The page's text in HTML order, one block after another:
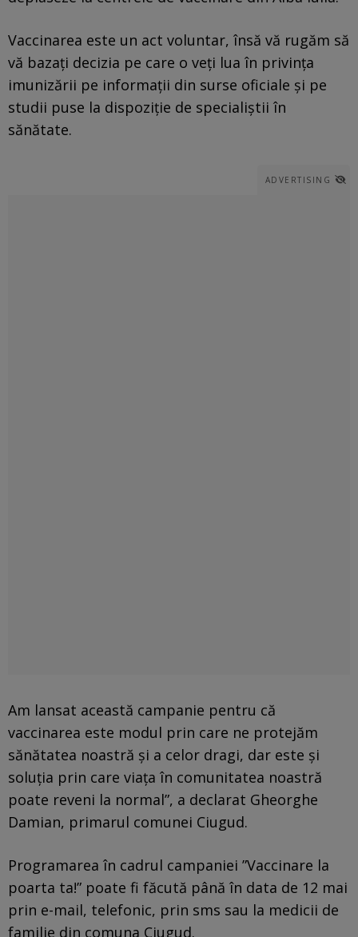
Vaccinarea este un act voluntar, însă vă rugăm să
vă bazaţi decizia pe care o veţi lua în privinţa
imunizării pe informaţii din surse oficiale şi pe
studii puse la dispoziţie de specialiştii în
sănătate.
ADVERTISING
Am lansat această campanie pentru că
vaccinarea este modul prin care ne protejăm
sănătatea noastră şi a celor dragi, dar este şi
soluţia prin care viaţa în comunitatea noastră
poate reveni la normal”, a declarat Gheorghe
Damian, primarul comunei Ciugud.
Programarea în cadrul campaniei ”Vaccinare la
poarta ta!” poate fi făcută până în data de 12 mai
prin e-mail, telefonic, prin sms sau la medicii de
familie din comuna Ciugud.